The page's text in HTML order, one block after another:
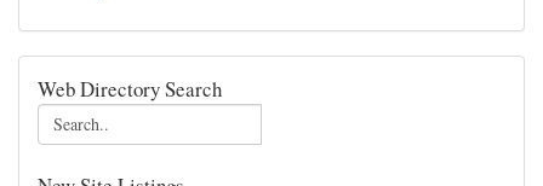
Web Directory Search